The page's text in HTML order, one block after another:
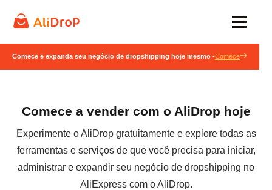
Comece e expanda seu negócio de dropshipping hoje mesmo -Comece
Comece a vender com o AliDrop hoje
Experimente o AliDrop gratuitamente e explore todas as
ferramentas e serviços de que você precisa para iniciar,
administrar e expandir seu negócio de dropshipping no
AliExpress com o AliDrop.